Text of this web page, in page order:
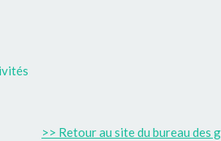
>> Retour au site du bureau des